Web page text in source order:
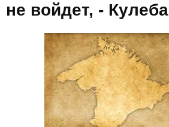
не войдет, - Кулеба